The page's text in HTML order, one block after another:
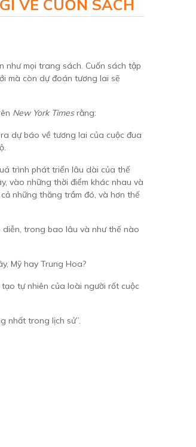
VỀ CUỐN SÁCH
như mọi trang sách. Cuốn sách tập
mà còn dự đoán tương lai sẽ
New York Timesrằng:
dự báo về tương lai của cuộc đua
trình phát triển lâu dài của thế
vào những thời điểm khác nhau và
những thăng trầm đó, và hơn thế
trong bao lâu và như thế nào
Mỹ hay Trung Hoa?
tự nhiên của loài người rốt cuộc
nhất trong lịch sử”.